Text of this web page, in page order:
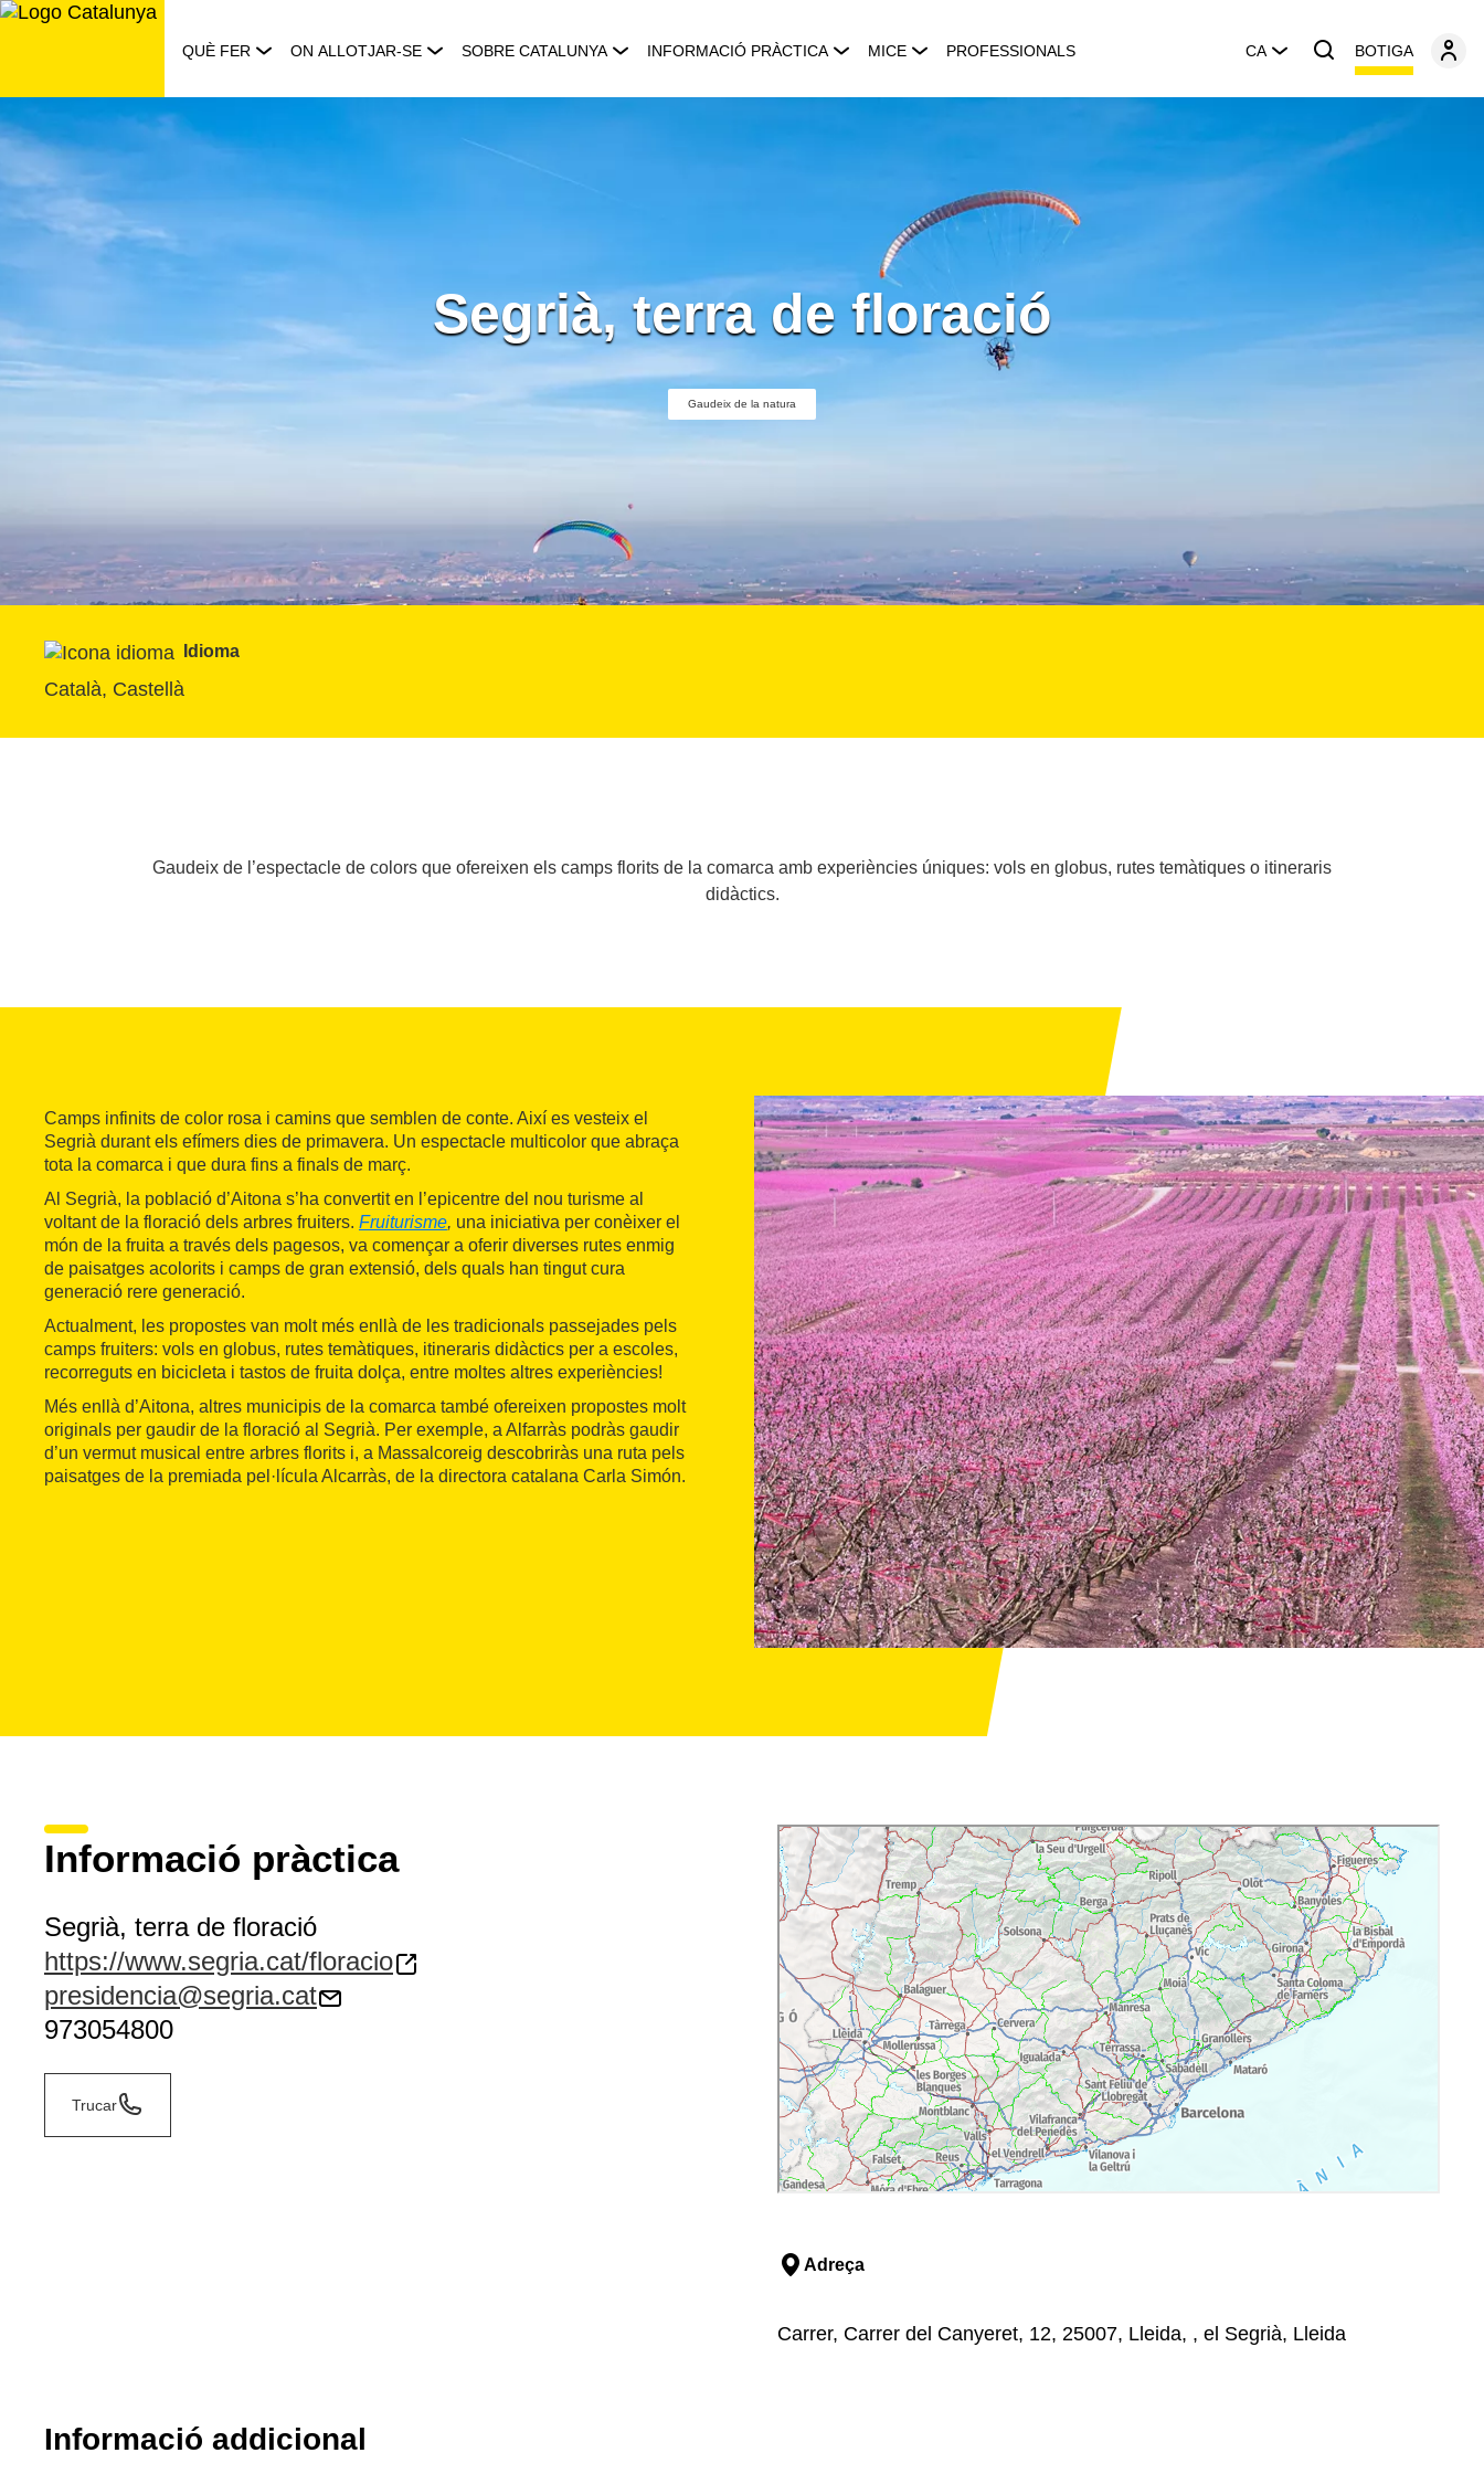
Saltar
QUÈ FER ON ALLOTJAR-SE SOBRE CATALUNYA INFORMACIÓ PRÀCTICA MICE PROFESSIONALS CA BOTIGA
Segrià, terra de floració
Gaudeix de la natura
Idioma
Català, Castellà
Gaudeix de l’espectacle de colors que ofereixen els camps florits de la comarca amb experiències úniques: vols en globus, rutes temàtiques o itineraris
didàctics.
Camps infinits de color rosa i camins que semblen de conte. Així es vesteix el
Segrià durant els efímers dies de primavera. Un espectacle multicolor que abraça
tota la comarca i que dura fins a finals de març.
Al Segrià, la població d’Aitona s’ha convertit en l’epicentre del nou turisme al
voltant de la floració dels arbres fruiters. Fruiturisme, una iniciativa per conèixer el
món de la fruita a través dels pagesos, va començar a oferir diverses rutes enmig
de paisatges acolorits i camps de gran extensió, dels quals han tingut cura
generació rere generació.
Actualment, les propostes van molt més enllà de les tradicionals passejades pels
camps fruiters: vols en globus, rutes temàtiques, itineraris didàctics per a escoles,
recorreguts en bicicleta i tastos de fruita dolça, entre moltes altres experiències!
Més enllà d’Aitona, altres municipis de la comarca també ofereixen propostes molt
originals per gaudir de la floració al Segrià. Per exemple, a Alfarràs podràs gaudir
d’un vermut musical entre arbres florits i, a Massalcoreig descobriràs una ruta pels
paisatges de la premiada pel·lícula Alcarràs, de la directora catalana Carla Simón.
Informació pràctica
Segrià, terra de floració
https://www.segria.cat/floracio
presidencia@segria.cat
973054800
Trucar
Adreça
Carrer, Carrer del Canyeret, 12, 25007, Lleida, , el Segrià, Lleida
Informació addicional